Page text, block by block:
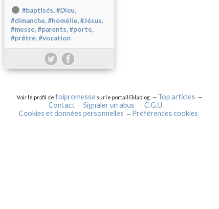
#baptisés,#Dieu,
#dimanche,#homélie,#Jésus,
#messe,#parents,#porte,
#prêtre,#vocation
Voir le profil de foipromesse sur le portail Eklablog
Top articles
Contact
Signaler un abus
C.G.U.
Cookies et données personnelles
Préférences cookies